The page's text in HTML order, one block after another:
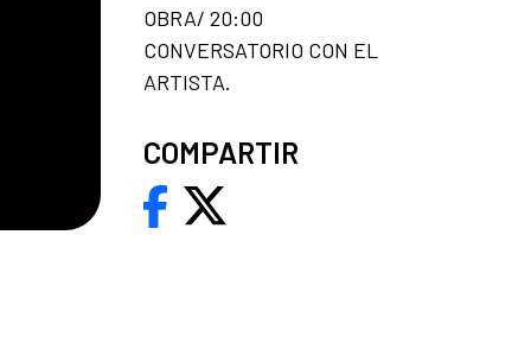
OBRA/ 20:00
CONVERSATORIO CON EL
ARTISTA.
COMPARTIR